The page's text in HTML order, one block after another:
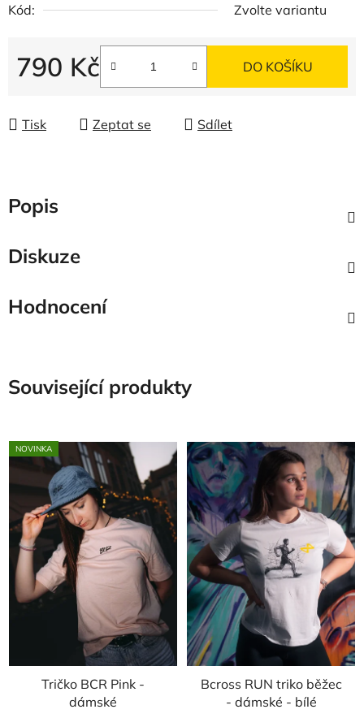
Kód:
Zvolte variantu
790 Kč DO KOŠÍKU
Tisk Zeptat se Sdílet
Popis
Diskuze
Hodnocení
Související produkty
NOVINKA
Tričko BCR Pink -
dámské
Bcross RUN triko běžec
- dámské - bílé